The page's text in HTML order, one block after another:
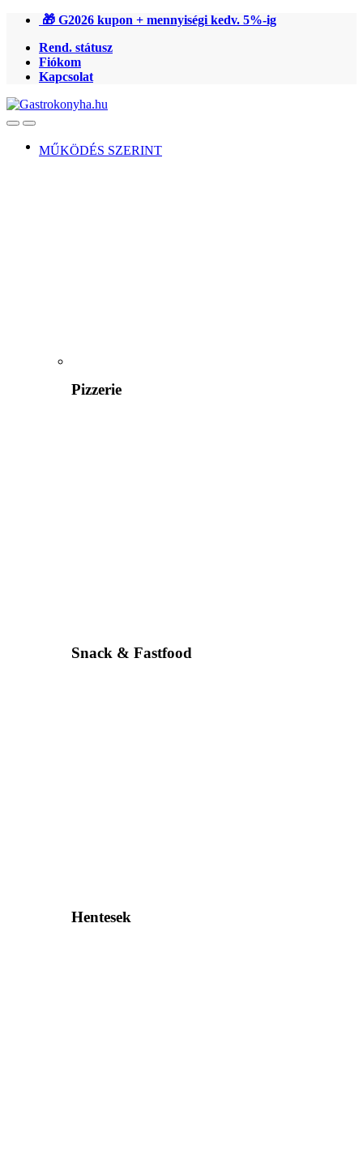
Ugrás
navigációhoz
Ugrás
tartalomra
🎁 G2026 kupon + mennyiségi kedv. 5%-ig
Rend. státusz
Fiókom
Kapcsolat
OpenClose
MŰKÖDÉS SZERINT
Pizzerie
Snack & Fastfood
Hentesek